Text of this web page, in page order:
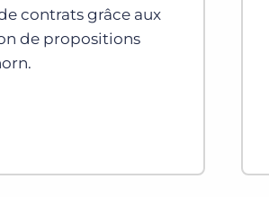
contrats grâce aux
de propositions